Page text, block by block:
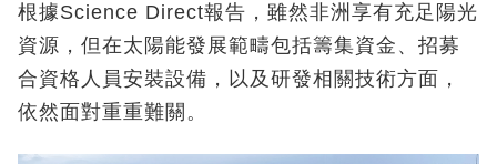
根據Science Direct報告，雖然非洲享有充足陽光
資源，但在太陽能發展範疇包括籌集資金、招募
合資格人員安裝設備，以及研發相關技術方面，
依然面對重重難關。